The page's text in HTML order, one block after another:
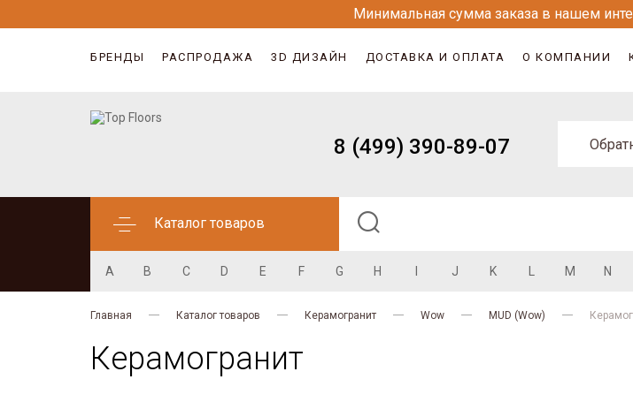
Минимальная сумма заказа в нашем
БРЕНДЫ РАСПРОДАЖА 3D ДИЗАЙН ДОСТАВКА И ОПЛАТА О КОМПАНИИ
8 (499) 390-89-07
Каталог товаров
A B C D E F G H J K M N
Главная Каталог товаров Керамогранит Wow MUD (Wow)
Керамогранит